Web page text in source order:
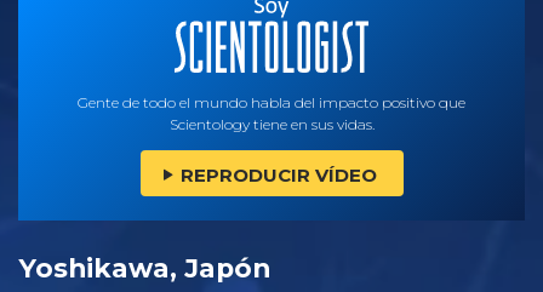
Gente de todo el mundo habla del impacto positivo que
Scientology tiene en sus vidas.
REPRODUCIR VÍDEO
Yoshikawa, Japón